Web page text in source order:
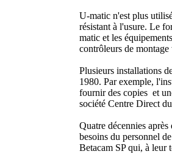
U-matic n'est plus
résistant à l'usure. Le
matic et les
contrôleurs de
Plusieurs installations
1980. Par exemple,
fournir des copies et
société Centre Direct
Quatre décennies
besoins du personnel
Betacam SP qui, à